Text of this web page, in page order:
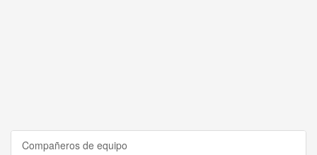
Compañeros de equipo